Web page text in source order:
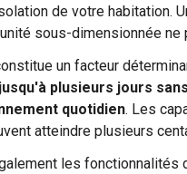
de votre habitation.
sous-dimensionnée
un facteur
plusieurs jours
quotidien. Les
atteindre plusieurs
les fonctionnalités